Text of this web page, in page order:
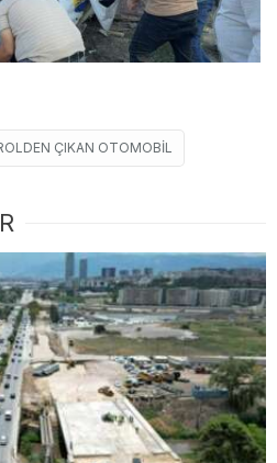
ÇIKAN OTOMOBIL